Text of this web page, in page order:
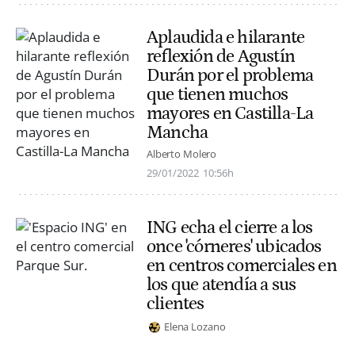
Aplaudida e hilarante
reflexión de Agustín
Durán por el problema
que tienen muchos
mayores en Castilla-La
Mancha
Alberto Molero
29/01/2022 10:56h
ING echa el cierre a los
once 'córneres' ubicados
en centros comerciales en
los que atendía a sus
clientes
Elena Lozano